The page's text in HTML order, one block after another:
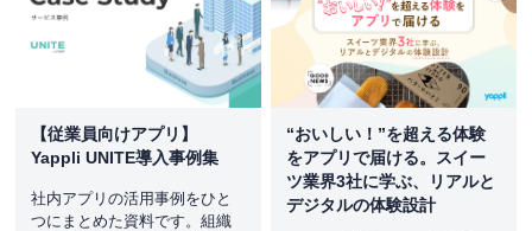
【従業員向けアプリ】
Yappli UNITE導入事例集
社内アプリの活用事例をひと
つにまとめた資料です。組織
“おいしい！”を超える体験
をアプリで届ける。スイー
ツ業界3社に学ぶ、リアルと
デジタルの体験設計